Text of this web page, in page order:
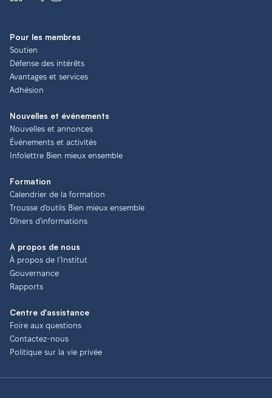
Pour les membres
Soutien
Défense des intérêts
Avantages et services
Adhésion
Nouvelles et événements
Nouvelles et annonces
Événements et activités
Infolettre Bien mieux ensemble
Formation
Calendrier de la formation
Trousse d'outils Bien mieux ensemble
Dîners d'informations
À propos de nous
À propos de l’Institut
Gouvernance
Rapports
Centre d'assistance
Foire aux questions
Contactez-nous
Politique sur la vie privée